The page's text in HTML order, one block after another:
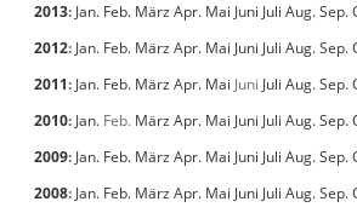
2013: Jan. Feb. März Apr. Mai Juni Juli Aug.Sep.
2012: Jan. Feb. März Apr. Mai Juni Juli Aug.Sep.
2011: Jan. Feb. März Apr. Mai Juni Juli Aug.Sep.
2010: Jan. Feb. März Apr. Mai Juni Juli Aug.Sep.
2009: Jan. Feb. März Apr. Mai Juni Juli Aug.Sep.
2008: Jan. Feb. März Apr. Mai Juni Juli Aug.Sep.